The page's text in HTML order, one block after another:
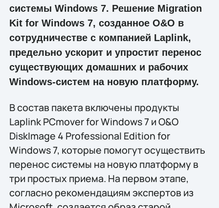
системы Windows 7. Решение Migration
Kit for Windows 7, созданное O&O в
сотрудничестве с компанией Laplink,
предельно ускорит и упростит перенос
существующих домашних и рабочих
Windows-систем на новую платформу.
В состав пакета включены продукты
Laplink PCmover for Windows 7 и O&O
DiskImage 4 Professional Edition for
Windows 7, которые помогут осуществить
перенос системы на новую платформу в
три простых приема. На первом этапе,
согласно рекомендациям экспертов из